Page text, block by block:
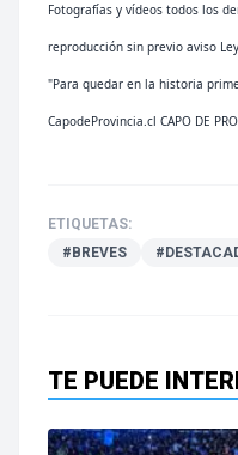
Fotografías y vídeos todos los
reproducción sin previo aviso
"Para quedar en la historia
CapodeProvincia.cl CAPO DE
ETIQUETAS:
#BREVES
TE PUEDE